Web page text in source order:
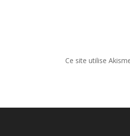
Ce site utilise